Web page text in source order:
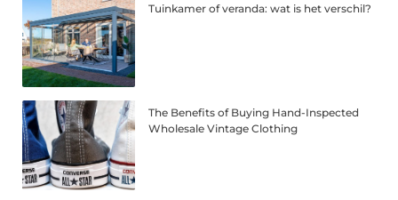
Tuinkamer of veranda: wat is het verschil?
The Benefits of Buying Hand-Inspected
Wholesale Vintage Clothing